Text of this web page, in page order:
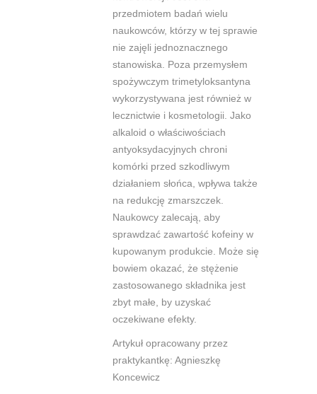
przedmiotem badań wielu
naukowców, którzy w tej sprawie
nie zajęli jednoznacznego
stanowiska. Poza przemysłem
spożywczym trimetyloksantyna
wykorzystywana jest również w
lecznictwie i kosmetologii. Jako
alkaloid o właściwościach
antyoksydacyjnych chroni
komórki przed szkodliwym
działaniem słońca, wpływa także
na redukcję zmarszczek.
Naukowcy zalecają, aby
sprawdzać zawartość kofeiny w
kupowanym produkcie. Może się
bowiem okazać, że stężenie
zastosowanego składnika jest
zbyt małe, by uzyskać
oczekiwane efekty.
Artykuł opracowany przez
praktykantkę: Agnieszkę
Koncewicz